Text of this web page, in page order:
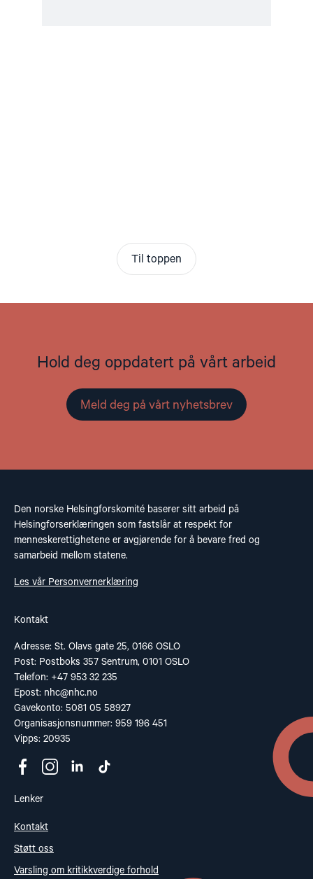
Til toppen
Hold deg oppdatert på vårt arbeid
Meld deg på vårt nyhetsbrev
Den norske Helsingforskomité baserer sitt arbeid på
Helsingforserklæringen som fastslår at respekt for
menneskerettighetene er avgjørende for å bevare fred og
samarbeid mellom statene.
Les vår Personvernerklæring
Kontakt
Adresse: St. Olavs gate 25, 0166 OSLO
Post: Postboks 357 Sentrum, 0101 OSLO
Telefon: +47 953 32 235
Epost: nhc@nhc.no
Gavekonto: 5081 05 58927
Organisasjonsnummer: 959 196 451
Vipps: 20935
Lenker
Kontakt
Støtt oss
Varsling om kritikkverdige forhold